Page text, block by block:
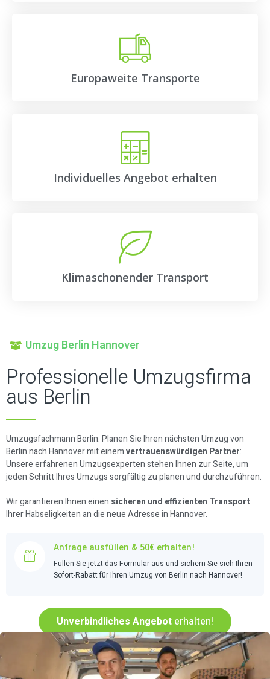
Europaweite Transporte
Individuelles Angebot erhalten
Klimaschonender Transport
Umzug Berlin Hannover
Professionelle Umzugsfirma
aus Berlin
Umzugsfachmann Berlin: Planen Sie Ihren nächsten Umzug von
Berlin nach Hannover mit einemvertrauenswürdigen Partner:
Unsere erfahrenen Umzugsexperten stehen Ihnen zur Seite, um
jeden Schritt Ihres Umzugs sorgfältig zu planen und durchzuführen.
Wir garantieren Ihnen einen sicheren und effizienten Transport
Ihrer Habseligkeiten an die neue Adresse in Hannover.
Anfrage ausfüllen & 50€ erhalten!
Füllen Sie jetzt das Formular aus und sichern Sie sich Ihren
Sofort-Rabatt für Ihren Umzug von Berlin nach Hannover!
Unverbindliches Angebot erhalten!